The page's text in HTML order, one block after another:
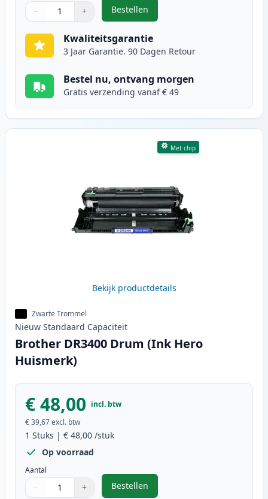
Gebruik de knoppen om aan te passen
− +
1
Bestellen
,Brother TN3480 (TN3430) toner
Kwaliteitsgarantie
3 Jaar Garantie. 90 Dagen Retour
Bestel nu, ontvang morgen
Gratis verzending vanaf € 49
Met chip
Bekijk productdetails
Zwarte Trommel
Nieuw Standaard Capaciteit
Brother DR3400 Drum (Ink Hero
Huismerk)
€ 48,00 incl. btw
€ 39,67excl. btw
1 Stuks | € 48,00 /stuk
Op voorraad
Aantal
Gebruik de knoppen om aan te passen
− +
1
Bestellen
,Brother DR3400 Drum (Ink Hero